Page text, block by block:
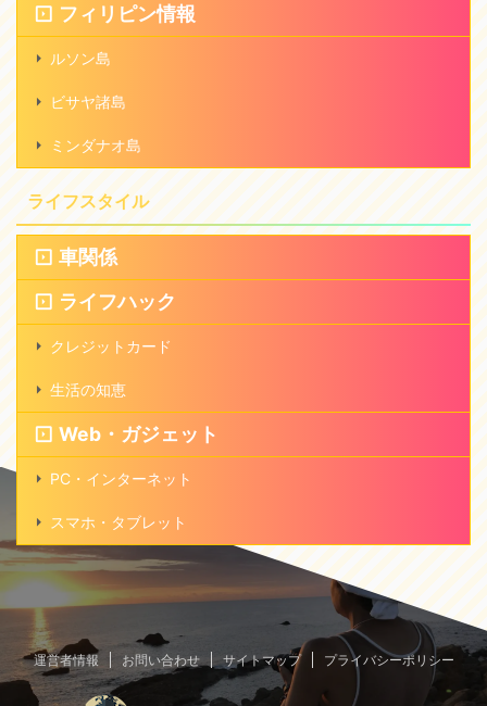
フィリピン情報
ルソン島
ビサヤ諸島
ミンダナオ島
ライフスタイル
車関係
ライフハック
クレジットカード
生活の知恵
Web・ガジェット
PC・インターネット
スマホ・タブレット
運営者情報 お問い合わせ サイトマップ プライバシーポリシー